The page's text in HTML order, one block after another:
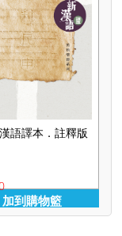
語譯本．註釋版
到購物籃